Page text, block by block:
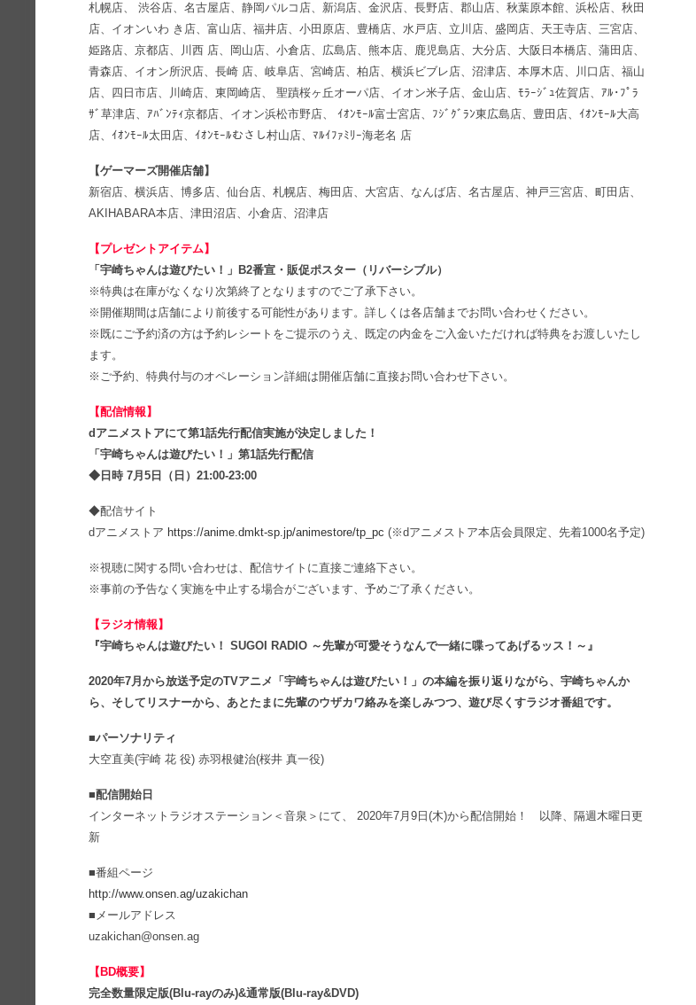
札幌店、 渋谷店、名古屋店、静岡パルコ店、新潟店、金沢店、長野店、郡山店、秋葉原本館、浜松店、秋田
店、イオンいわ き店、富山店、福井店、小田原店、豊橋店、水戸店、立川店、盛岡店、天王寺店、三宮店、
姫路店、京都店、川西 店、岡山店、小倉店、広島店、熊本店、鹿児島店、大分店、大阪日本橋店、蒲田店、
青森店、イオン所沢店、長崎 店、岐阜店、宮崎店、柏店、横浜ビブレ店、沼津店、本厚木店、川口店、福山
店、四日市店、川崎店、東岡崎店、 聖蹟桜ヶ丘オーパ店、イオン米子店、金山店、ﾓﾗｰｼﾞｭ佐賀店、ｱﾙ･ﾌﾟﾗ
ｻﾞ草津店、ｱﾊﾞﾝﾃｨ京都店、イオン浜松市野店、 ｲｵﾝﾓｰﾙ富士宮店、ﾌｼﾞｸﾞﾗﾝ東広島店、豊田店、ｲｵﾝﾓｰﾙ大高
店、ｲｵﾝﾓｰﾙ太田店、ｲｵﾝﾓｰﾙむさし村山店、ﾏﾙｲﾌｧﾐﾘｰ海老名 店
【ゲーマーズ開催店舗】
新宿店、横浜店、博多店、仙台店、札幌店、梅田店、大宮店、なんば店、名古屋店、神戸三宮店、町田店、
AKIHABARA本店、津田沼店、小倉店、沼津店
【プレゼントアイテム】
「宇崎ちゃんは遊びたい！」B2番宣・販促ポスター（リバーシブル）
※特典は在庫がなくなり次第終了となりますのでご了承下さい。
※開催期間は店舗により前後する可能性があります。詳しくは各店舗までお問い合わせください。
※既にご予約済の方は予約レシートをご提示のうえ、既定の内金をご入金いただければ特典をお渡しいたし
ます。
※ご予約、特典付与のオペレーション詳細は開催店舗に直接お問い合わせ下さい。
【配信情報】
dアニメストアにて第1話先行配信実施が決定しました！
「宇崎ちゃんは遊びたい！」第1話先行配信
◆日時 7月5日（日）21:00-23:00
◆配信サイト
dアニメストア https://anime.dmkt-sp.jp/animestore/tp_pc (※dアニメストア本店会員限定、先着1000名予定)
※視聴に関する問い合わせは、配信サイトに直接ご連絡下さい。
※事前の予告なく実施を中止する場合がございます、予めご了承ください。
【ラジオ情報】
『宇崎ちゃんは遊びたい！ SUGOI RADIO ～先輩が可愛そうなんで一緒に喋ってあげるッス！～』
2020年7月から放送予定のTVアニメ「宇崎ちゃんは遊びたい！」の本編を振り返りながら、宇崎ちゃんか
ら、そしてリスナーから、あとたまに先輩のウザカワ絡みを楽しみつつ、遊び尽くすラジオ番組です。
■パーソナリティ
大空直美(宇崎 花 役) 赤羽根健治(桜井 真一役)
■配信開始日
インターネットラジオステーション＜音泉＞にて、 2020年7月9日(木)から配信開始！ 以降、隔週木曜日更
新
■番組ページ
http://www.onsen.ag/uzakichan
■メールアドレス
uzakichan@onsen.ag
【BD概要】
完全数量限定版(Blu-rayのみ)&通常版(Blu-ray&DVD)